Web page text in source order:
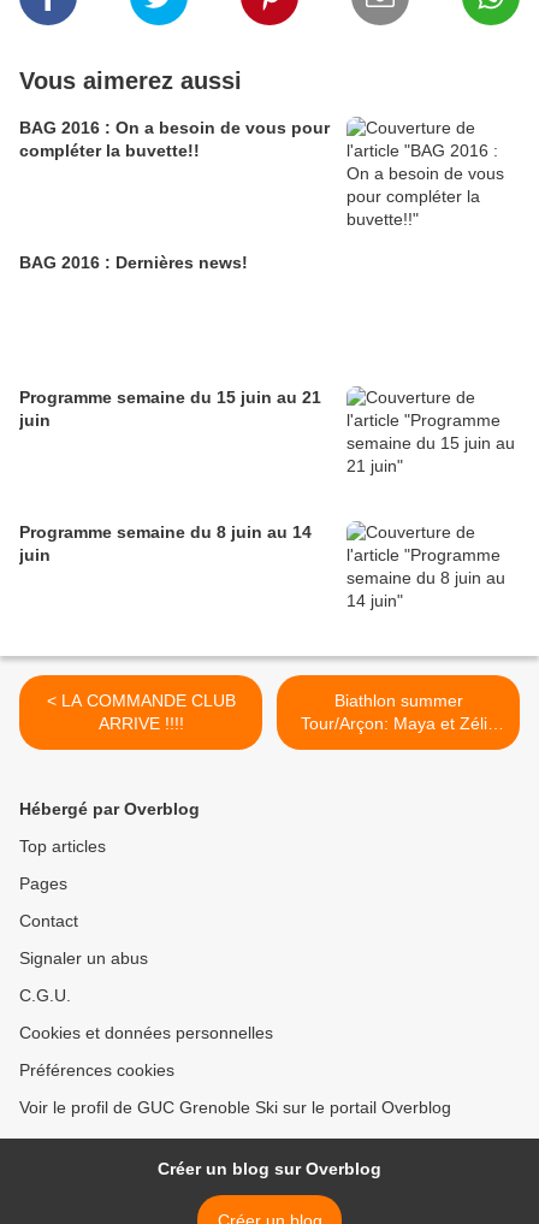
Vous aimerez aussi
BAG 2016 : On a besoin de vous pour
compléter la buvette!!
BAG 2016 : Dernières news!
Programme semaine du 15 juin au 21
juin
Programme semaine du 8 juin au 14
juin
< LA COMMANDE CLUB
ARRIVE !!!!
Biathlon summer
Tour/Arçon: Maya et Zélie
dans le top 10! >
Hébergé par Overblog
Top articles
Pages
Contact
Signaler un abus
C.G.U.
Cookies et données personnelles
Préférences cookies
Voir le profil de GUC Grenoble Ski sur le portail Overblog
Créer un blog sur Overblog